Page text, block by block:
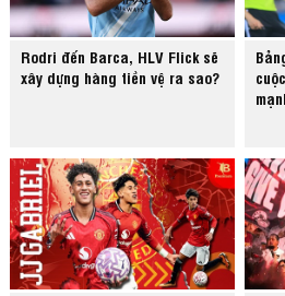
Rodri đến Barca, HLV Flick sẽ
xây dựng hàng tiền vệ ra sao?